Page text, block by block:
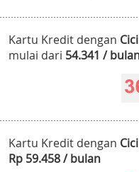
Kartu Kredit dengan
mulai dari 54.341 /
Kartu Kredit dengan
Rp 59.458 / bulan